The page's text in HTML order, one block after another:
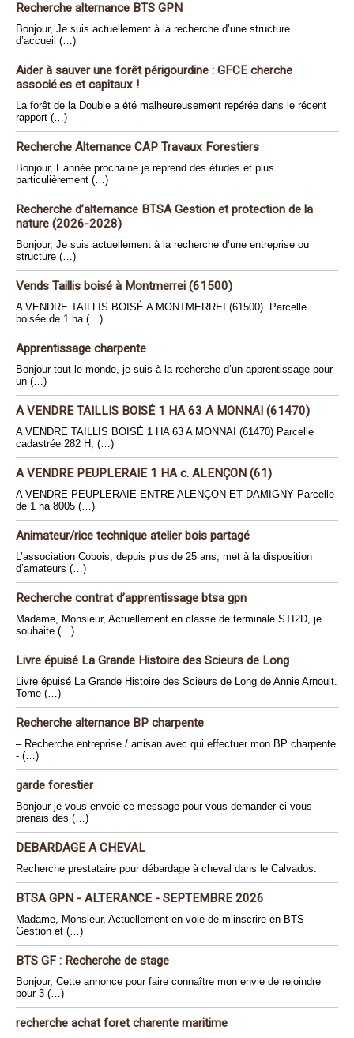
Recherche alternance BTS GPN
Bonjour, Je suis actuellement à la recherche d’une structure
d’accueil (…)
Aider à sauver une forêt périgourdine : GFCE cherche
associé.es et capitaux !
La forêt de la Double a été malheureusement repérée dans le récent
rapport (…)
Recherche Alternance CAP Travaux Forestiers
Bonjour, L’année prochaine je reprend des études et plus
particulièrement (…)
Recherche d’alternance BTSA Gestion et protection de la
nature (2026-2028)
Bonjour, Je suis actuellement à la recherche d’une entreprise ou
structure (…)
Vends Taillis boisé à Montmerrei (61500)
A VENDRE TAILLIS BOISÉ A MONTMERREI (61500). Parcelle
boisée de 1 ha (…)
Apprentissage charpente
Bonjour tout le monde, je suis à la recherche d’un apprentissage pour
un (…)
A VENDRE TAILLIS BOISÉ 1 HA 63 A MONNAI (61470)
A VENDRE TAILLIS BOISÉ 1 HA 63 A MONNAI (61470) Parcelle
cadastrée 282 H, (…)
A VENDRE PEUPLERAIE 1 HA c. ALENÇON (61)
A VENDRE PEUPLERAIE ENTRE ALENÇON ET DAMIGNY Parcelle
de 1 ha 8005 (…)
Animateur/rice technique atelier bois partagé
L’association Cobois, depuis plus de 25 ans, met à la disposition
d’amateurs (…)
Recherche contrat d’apprentissage btsa gpn
Madame, Monsieur, Actuellement en classe de terminale STI2D, je
souhaite (…)
Livre épuisé La Grande Histoire des Scieurs de Long
Livre épuisé La Grande Histoire des Scieurs de Long de Annie Arnoult.
Tome (…)
Recherche alternance BP charpente
– Recherche entreprise / artisan avec qui effectuer mon BP charpente
- (…)
garde forestier
Bonjour je vous envoie ce message pour vous demander ci vous
prenais des (…)
DEBARDAGE A CHEVAL
Recherche prestataire pour débardage à cheval dans le Calvados.
BTSA GPN - ALTERANCE - SEPTEMBRE 2026
Madame, Monsieur, Actuellement en voie de m’inscrire en BTS
Gestion et (…)
BTS GF : Recherche de stage
Bonjour, Cette annonce pour faire connaître mon envie de rejoindre
pour 3 (…)
recherche achat foret charente maritime